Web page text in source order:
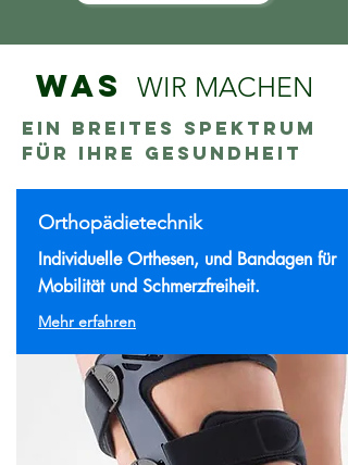
Was WIR MACHEN
Ein breites Spektrum
für Ihre Gesundheit
Orthopädietechnik
Individuelle Orthesen, und Bandagen für
Mobilität und Schmerzfreiheit.
Mehr erfahren